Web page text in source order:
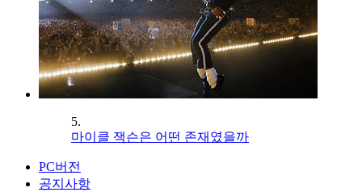
5.
마이클 잭슨은 어떤 존재였을까
PC버전
공지사항